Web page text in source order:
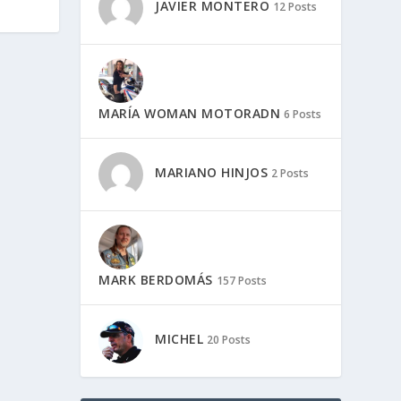
JAVIER MONTERO 12 Posts
MARÍA WOMAN MOTORADN 6 Posts
MARIANO HINJOS 2 Posts
MARK BERDOMÁS 157 Posts
MICHEL 20 Posts